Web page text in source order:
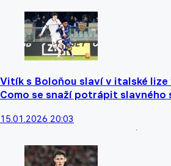
Vitík s Boloňou slaví v italské lize
Como se snaží potrápit slavného
15.01.2026 20:03